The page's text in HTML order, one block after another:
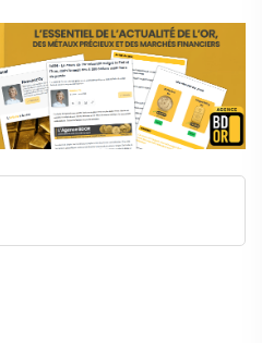
front macro et micro
dicte sa loi